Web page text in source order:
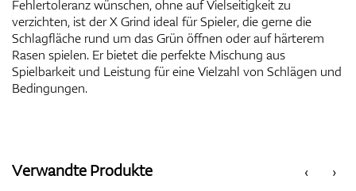
Fehlertoleranz wünschen, ohne auf Vielseitigkeit zu
verzichten, ist der X Grind ideal für Spieler, die gerne die
Schlagfläche rund um das Grün öffnen oder auf härterem
Rasen spielen. Er bietet die perfekte Mischung aus
Spielbarkeit und Leistung für eine Vielzahl von Schlägen und
Bedingungen.
‹
Verwandte Produkte ›